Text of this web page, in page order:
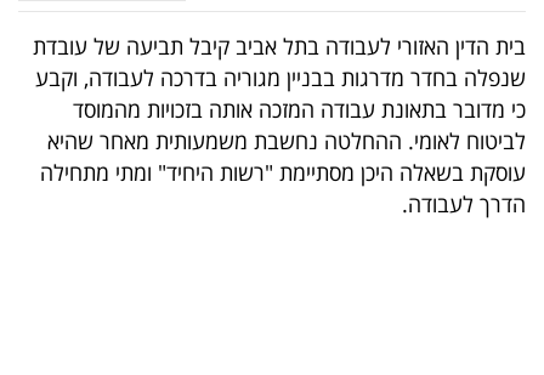
עסקי
ספורט
קריירה
ולימודים
מינויים
בית הדין האזורי לעבודה בתל אביב קיבל תביעה של עובדת
שנפלה בחדר מדרגות בבניין מגוריה בדרכה לעבודה, וקבע
כי מדובר בתאונת עבודה המזכה אותה בזכויות מהמוסד
לביטוח לאומי. ההחלטה נחשבת משמעותית מאחר שהיא
עוסקת בשאלה היכן מסתיימת "רשות היחיד" ומתי מתחילה
הדרך לעבודה.